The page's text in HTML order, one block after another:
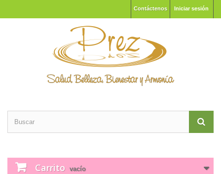
Iniciar sesión
Contáctenos
Carrito vacío